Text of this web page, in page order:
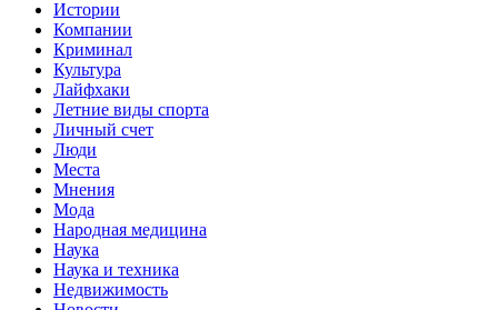
Истории
Компании
Криминал
Культура
Лайфхаки
Летние виды спорта
Личный счет
Люди
Места
Мнения
Мода
Народная медицина
Наука
Наука и техника
Недвижимость